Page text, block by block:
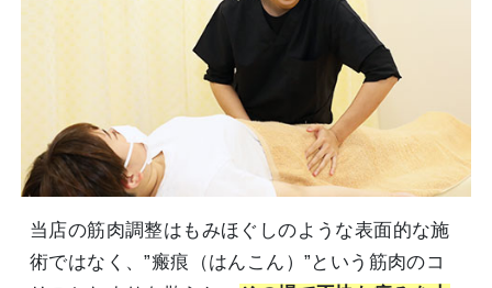
当店の筋肉調整はもみほぐしのような表面的な施
術ではなく、”瘢痕（はんこん）”という筋肉のコ